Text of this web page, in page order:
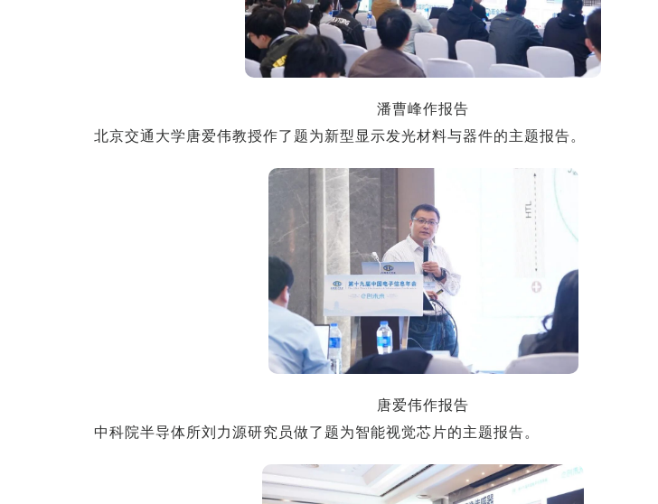
潘曹峰作报告
北京交通大学唐爱伟教授作了题为新型显示发光材料与器件的主题报告。
唐爱伟作报告
中科院半导体所刘力源研究员做了题为智能视觉芯片的主题报告。